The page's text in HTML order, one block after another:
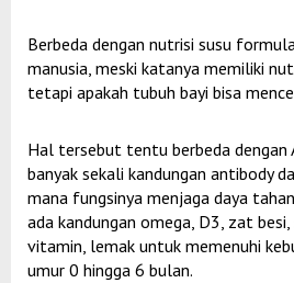
Berbeda dengan nutrisi susu
manusia, meski katanya memiliki
tetapi apakah tubuh bayi bisa
Hal tersebut tentu berbeda dengan
banyak sekali kandungan antibody
mana fungsinya menjaga daya
ada kandungan omega, D3, zat
vitamin, lemak untuk memenuhi
umur 0 hingga 6 bulan.